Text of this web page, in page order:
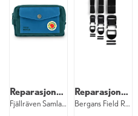
Reparasjonssett
Fjällräven Samlaren Field Repair 000
Reparasjonssett
Bergans Field Repair Kit 91